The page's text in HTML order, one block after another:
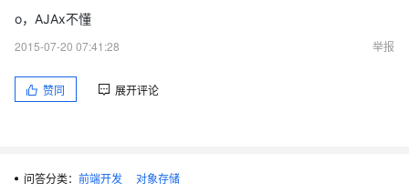
o，AJAx不懂
2015-07-20 07:41:28
举报
赞同 展开评论
问答分类： 前端开发
对象存储